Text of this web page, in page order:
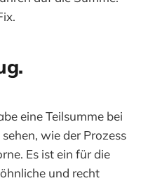
eine Teilsumme bei
wie der Prozess
Es ist ein für die
und recht